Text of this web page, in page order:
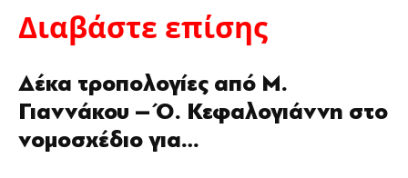
Διαβάστε επίσης
Δέκα τροπολογίες από Μ.
Γιαννάκου – Ό. Κεφαλογιάννη στο
νομοσχέδιο για…